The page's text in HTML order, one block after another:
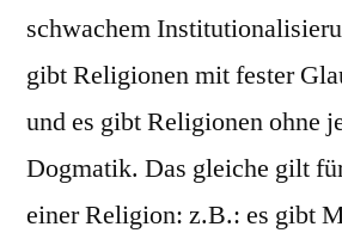
schwachem
gibt Religionen mit fester
und es gibt Religionen ohne
Dogmatik. Das gleiche gilt
einer Religion: z.B.: es gibt